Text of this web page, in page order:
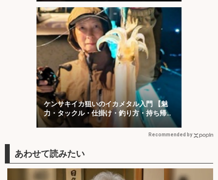
ケンサキイカ狙いのイカメタル入門 【魅
力・タックル・仕掛け・釣り方・持ち帰り
方を解説】
Recommended by